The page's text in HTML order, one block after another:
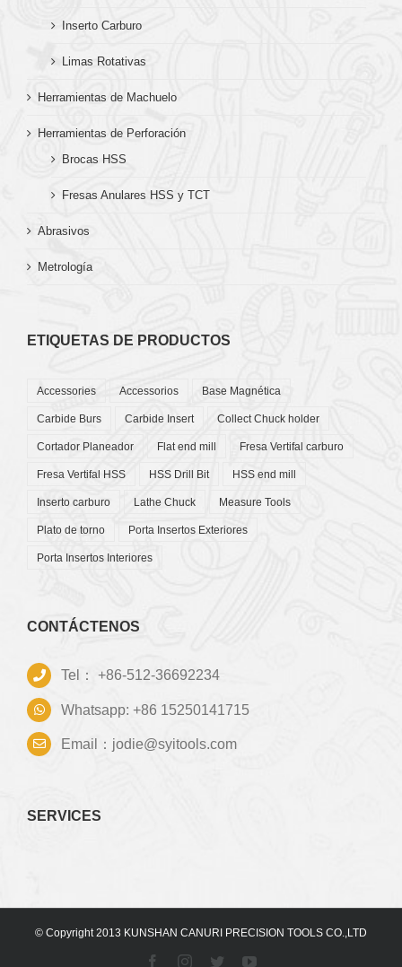
Inserto Carburo
Limas Rotativas
Herramientas de Machuelo
Herramientas de Perforación
Brocas HSS
Fresas Anulares HSS y TCT
Abrasivos
Metrología
ETIQUETAS DE PRODUCTOS
Accessories Accessorios Base Magnética
Carbide Burs Carbide Insert Collect Chuck holder
Cortador Planeador Flat end mill Fresa Vertifal carburo
Fresa Vertifal HSS HSS Drill Bit HSS end mill
Inserto carburo Lathe Chuck Measure Tools
Plato de torno Porta Insertos Exteriores
Porta Insertos Interiores
CONTÁCTENOS
Tel： +86-512-36692234
Whatsapp: +86 15250141715
Email：jodie@syitools.com
SERVICES
© Copyright 2013 KUNSHAN CANURI PRECISION TOOLS CO.,LTD
FacebookInstagram
TwitterYouTube